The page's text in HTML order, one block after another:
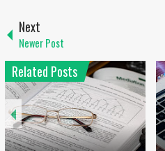
Next
Newer Post
Related Posts